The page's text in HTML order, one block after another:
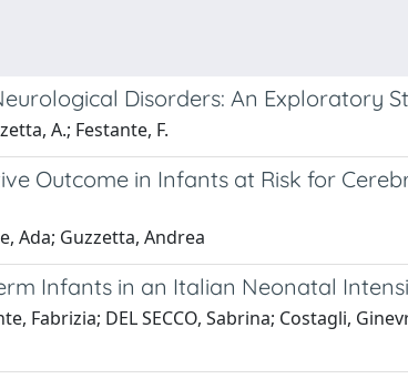
Disorders: An Exploratory
A.; Festante, F.
Outcome in Infants at Risk for
Ada; Guzzetta, Andrea
Infants in an Italian Neonatal
Fabrizia; DEL SECCO, Sabrina; Costagli,